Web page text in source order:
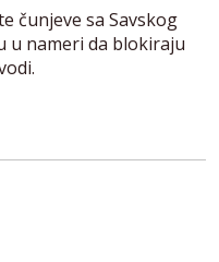
čunjeve sa Savskog
u nameri da blokiraju